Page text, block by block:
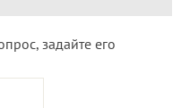
задайте его